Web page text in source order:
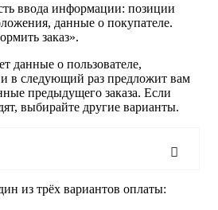
ввода информации: позиции
данные о покупателе.
заказ».
данные о пользователе,
в следующий раз предложит вам
предыдущего заказа. Если
выбирайте другие варианты.
из трёх вариантов оплаты: